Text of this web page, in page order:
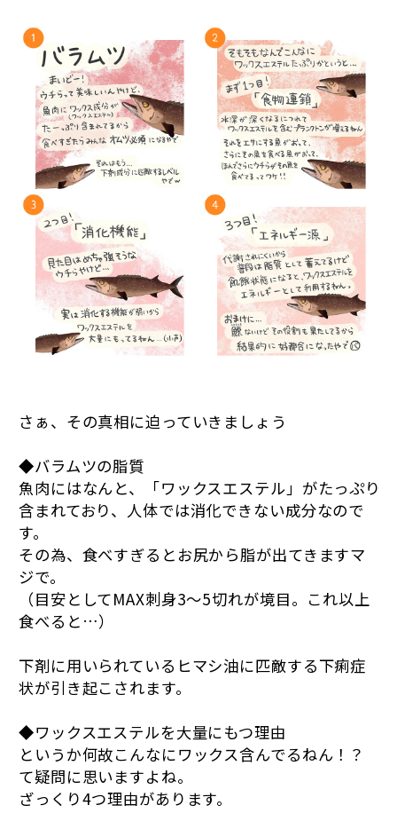
さぁ、その真相に迫っていきましょう
◆バラムツの脂質
魚肉にはなんと、「ワックスエステル」がたっぷり
含まれており、人体では消化できない成分なので
す。
その為、食べすぎるとお尻から脂が出てきますマ
ジで。
（目安としてMAX刺身3〜5切れが境目。これ以上
食べると…）
下剤に用いられているヒマシ油に匹敵する下痢症
状が引き起こされます。
◆ワックスエステルを大量にもつ理由
というか何故こんなにワックス含んでるねん！？
て疑問に思いますよね。
ざっくり4つ理由があります。